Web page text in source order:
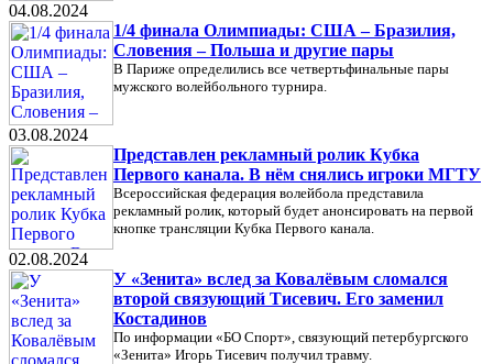
04.08.2024
1/4 финала Олимпиады: США – Бразилия,
Словения – Польша и другие пары
В Париже определились все четвертьфинальные пары
мужского волейбольного турнира.
03.08.2024
Представлен рекламный ролик Кубка
Первого канала. В нём снялись игроки МГТУ
Всероссийская федерация волейбола представила
рекламный ролик, который будет анонсировать на первой
кнопке трансляции Кубка Первого канала.
02.08.2024
У «Зенита» вслед за Ковалёвым сломался
второй связующий Тисевич. Его заменил
Костадинов
По информации «БО Спорт», связующий петербургского
«Зенита» Игорь Тисевич получил травму.